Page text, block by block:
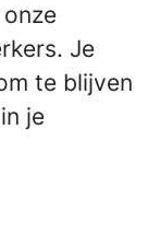
Je
te blijven
je